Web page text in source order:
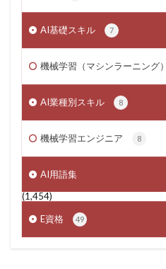
AI基礎スキル 7
機械学習（マシンラーニング）
AI業種別スキル 8
機械学習エンジニア 8
AI用語集
(1,454)
E資格
49